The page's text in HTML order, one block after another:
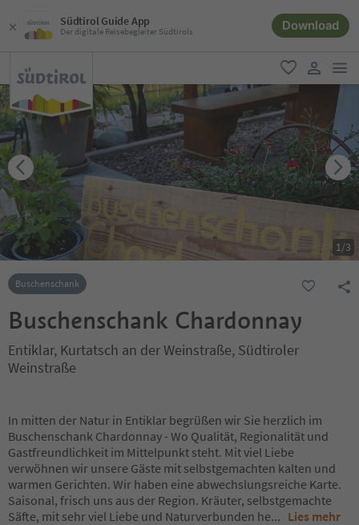
Südtirol Guide App
Der digitale Reisebegleiter Südtirols Download
favorit
user link
1/3
Buschenschank
Buschenschank Chardonnay
Entiklar, Kurtatsch an der Weinstraße, Südtiroler
Weinstraße
In mitten der Natur in Entiklar begrüßen wir Sie herzlich im
Buschenschank Chardonnay - Wo Qualität, Regionalität und
Gastfreundlichkeit im Mittelpunkt steht. Mit viel Liebe
verwöhnen wir unsere Gäste mit selbstgemachten kalten und
warmen Gerichten. Wir haben eine abwechslungsreiche Karte.
Saisonal, frisch uns aus der Region. Kräuter, selbstgemachte
Säfte, mit sehr viel Liebe und Naturverbunden he... Lies mehr